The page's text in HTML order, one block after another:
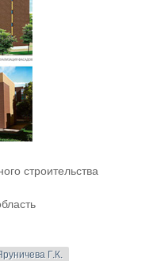
строительства
Г.К.